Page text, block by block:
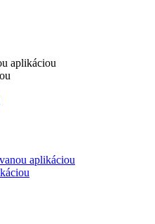
aplikáciou
aplikáciou